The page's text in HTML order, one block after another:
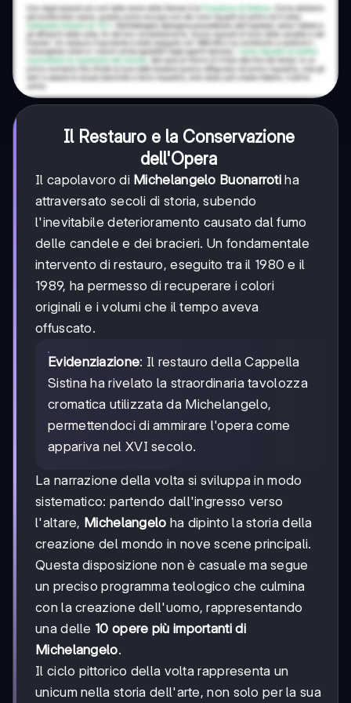
Il Restauro e la Conservazione
dell'Opera
Il capolavoro di Michelangelo Buonarroti ha
attraversato secoli di storia, subendo
l'inevitabile deterioramento causato dal fumo
delle candele e dei bracieri. Un fondamentale
intervento di restauro, eseguito tra il 1980 e il
1989, ha permesso di recuperare i colori
originali e i volumi che il tempo aveva
offuscato.
Evidenziazione: Il restauro della Cappella
Sistina ha rivelato la straordinaria tavolozza
cromatica utilizzata da Michelangelo,
permettendoci di ammirare l'opera come
appariva nel XVI secolo.
La narrazione della volta si sviluppa in modo
sistematico: partendo dall'ingresso verso
l'altare, Michelangelo ha dipinto la storia della
creazione del mondo in nove scene principali.
Questa disposizione non è casuale ma segue
un preciso programma teologico che culmina
con la creazione dell'uomo, rappresentando
una delle 10 opere più importanti di
Michelangelo.
Il ciclo pittorico della volta rappresenta un
unicum nella storia dell'arte, non solo per la sua